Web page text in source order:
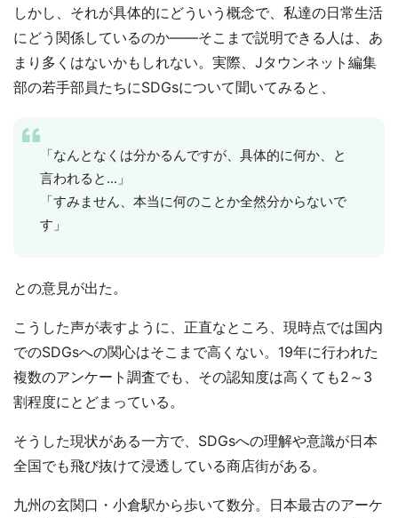
しかし、それが具体的にどういう概念で、私達の日常生活
にどう関係しているのか――そこまで説明できる人は、あ
まり多くはないかもしれない。実際、Jタウンネット編集
部の若手部員たちにSDGsについて聞いてみると、
「なんとなくは分かるんですが、具体的に何か、と
言われると...」
「すみません、本当に何のことか全然分からないで
す」
との意見が出た。
こうした声が表すように、正直なところ、現時点では国内
でのSDGsへの関心はそこまで高くない。19年に行われた
複数のアンケート調査でも、その認知度は高くても2～3
割程度にとどまっている。
そうした現状がある一方で、SDGsへの理解や意識が日本
全国でも飛び抜けて浸透している商店街がある。
九州の玄関口・小倉駅から歩いて数分。日本最古のアーケ